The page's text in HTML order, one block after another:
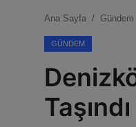
Köşe Yazıları
Gizlilik Politikası
Çerez Politikası
Ana Sayfa Gündem
GÜNDEM
Taşındı